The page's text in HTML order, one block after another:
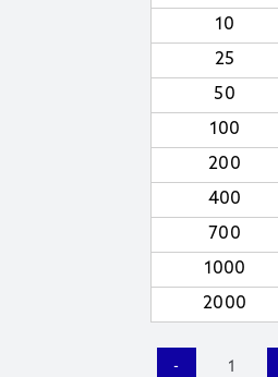
10
25
50
100
200
400
700
1000
2000